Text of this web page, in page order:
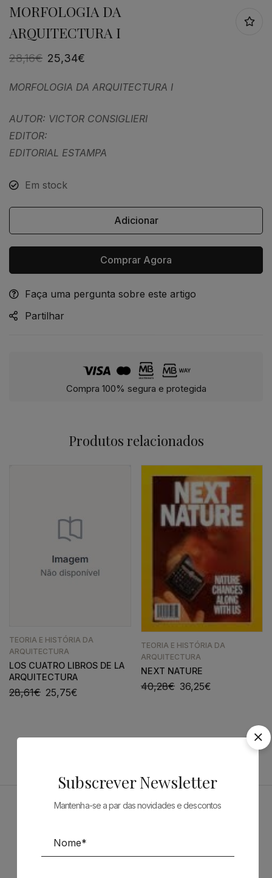
MORFOLOGIA DA
ARQUITECTURA I
28,16€ 25,34€
MORFOLOGIA DA ARQUITECTURA I
AUTOR: VICTOR CONSIGLIERI
EDITOR:
EDITORIAL ESTAMPA
Em stock
Adicionar
Comprar Agora
Alternative:
Faça uma pergunta sobre este artigo
Partilhar
Compra 100% segura e protegida
Produtos relacionados
TEORIA E HISTÓRIA DA
ARQUITECTURA
LOS CUATRO LIBROS DE LA
ARQUITECTURA
28,61€ 25,75€
TEORIA E HISTÓRIA DA
ARQUITECTURA
NEXT NATURE
40,28€ 36,25€
Subscrever Newsletter
Mantenha-se a par das novidades e descontos